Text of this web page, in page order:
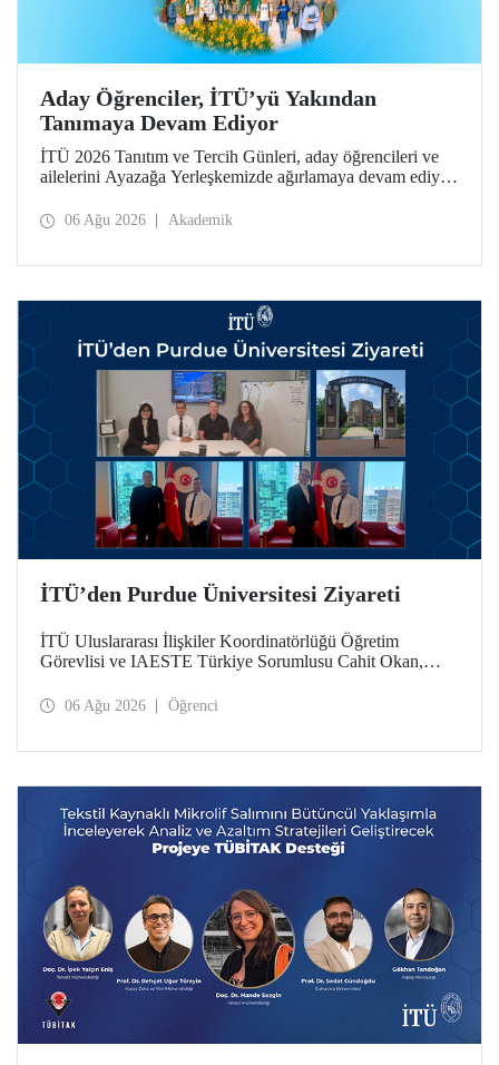
Aday Öğrenciler, İTÜ’yü Yakından
Tanımaya Devam Ediyor
İTÜ 2026 Tanıtım ve Tercih Günleri, aday öğrencileri ve
ailelerini Ayazağa Yerleşkemizde ağırlamaya devam ediyor.
ilgili fakülte ve birimler adaylara bilgi vermeye devam
06 Ağu 2026 Akademik
İTÜ’den Purdue Üniversitesi Ziyareti
İTÜ Uluslararası İlişkiler Koordinatörlüğü Öğretim
Görevlisi ve IAESTE Türkiye Sorumlusu Cahit Okan,
Temmuz tarihlerinde ABD’de dünyanın önde gelen
06 Ağu 2026 Öğrenci